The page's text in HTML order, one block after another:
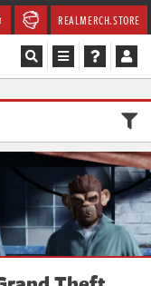
REALMERCH.STORE